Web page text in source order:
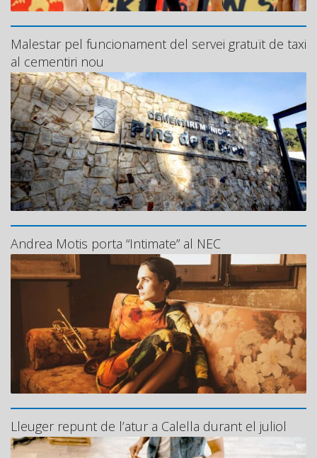
Malestar pel funcionament del servei gratuït de taxi
al cementiri nou
Andrea Motis porta “Intimate” al NEC
Lleuger repunt de l’atur a Calella durant el juliol